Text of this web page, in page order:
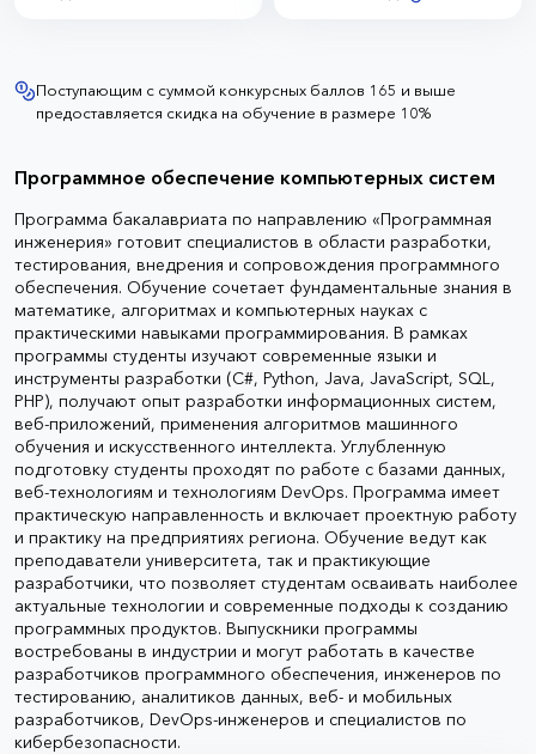
Поступающим с суммой конкурсных баллов 165 и выше
предоставляется скидка на обучение в размере 10%
Программное обеспечение компьютерных систем
Программа бакалавриата по направлению «Программная
инженерия» готовит специалистов в области разработки,
тестирования, внедрения и сопровождения программного
обеспечения. Обучение сочетает фундаментальные знания в
математике, алгоритмах и компьютерных науках с
практическими навыками программирования. В рамках
программы студенты изучают современные языки и
инструменты разработки (C#, Python, Java, JavaScript, SQL,
PHP), получают опыт разработки информационных систем,
веб-приложений, применения алгоритмов машинного
обучения и искусственного интеллекта. Углубленную
подготовку студенты проходят по работе с базами данных,
веб-технологиям и технологиям DevOps. Программа имеет
практическую направленность и включает проектную работу
и практику на предприятиях региона. Обучение ведут как
преподаватели университета, так и практикующие
разработчики, что позволяет студентам осваивать наиболее
актуальные технологии и современные подходы к созданию
программных продуктов. Выпускники программы
востребованы в индустрии и могут работать в качестве
разработчиков программного обеспечения, инженеров по
тестированию, аналитиков данных, веб- и мобильных
разработчиков, DevOps-инженеров и специалистов по
кибербезопасности.